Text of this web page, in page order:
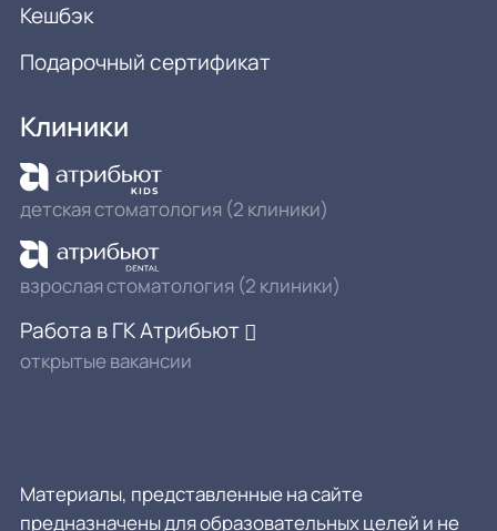
Кешбэк
Подарочный сертификат
Клиники
детская стоматология (2 клиники)
взрослая стоматология (2 клиники)
Работа в ГК Атрибьют
открытые вакансии
Материалы, представленные на сайте
предназначены для образовательных целей и не